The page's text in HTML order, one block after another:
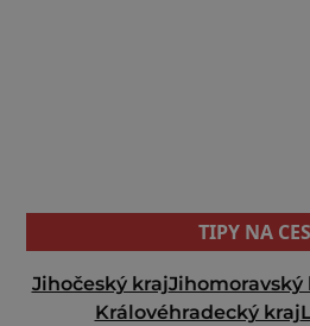
TIPY NA
Jihočeský krajJihomoravský
Královéhradecký kraj